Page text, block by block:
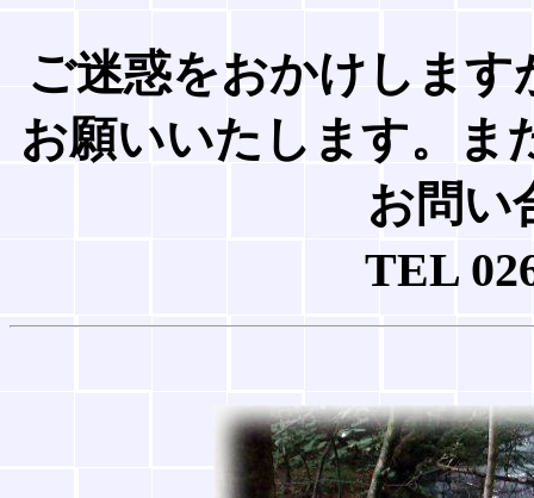
ご迷惑をおかけしま
お願いいたします。ま
お問い
TEL